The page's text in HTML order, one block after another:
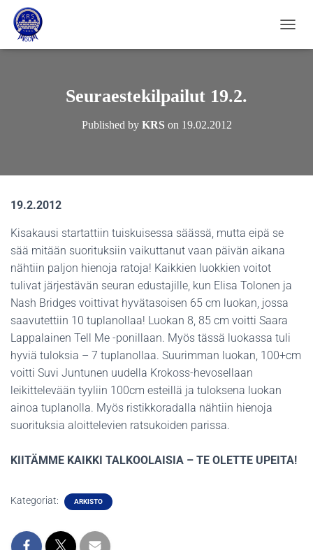
Seuraestekilpailut 19.2.
Published by KRSon 19.02.2012
19.2.2012
Kisakausi startattiin tuiskuisessa säässä, mutta eipä se
sää mitään suorituksiin vaikuttanut vaan päivän aikana
nähtiin paljon hienoja ratoja! Kaikkien luokkien voitot
tulivat järjestävän seuran edustajille, kun Elisa Tolonen ja
Nash Bridges voittivat hyvätasoisen 65 cm luokan, jossa
saavutettiin 10 tuplanollaa! Luokan 8, 85 cm voitti Saara
Lappalainen Tell Me -ponillaan. Myös tässä luokassa tuli
hyviä tuloksia – 7 tuplanollaa. Suurimman luokan, 100+cm
voitti Suvi Juntunen uudella Krokoss-hevosellaan
leikittelevään tyyliin 100cm esteillä ja tuloksena luokan
ainoa tuplanolla. Myös ristikkoradalla nähtiin hienoja
suorituksia aloittelevien ratsukoiden parissa.
KIITÄMME KAIKKI TALKOOLAISIA – TE OLETTE UPEITA!
Kategoriat: ARKISTO